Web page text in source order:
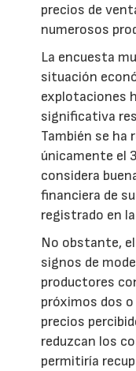
precios de
numerosos
La encuesta
situación
explotaciones
significativa
También se ha
únicamente el
considera
financiera de
registrado en
No obstante,
signos de
productores
próximos dos
precios
reduzcan los
permitiría